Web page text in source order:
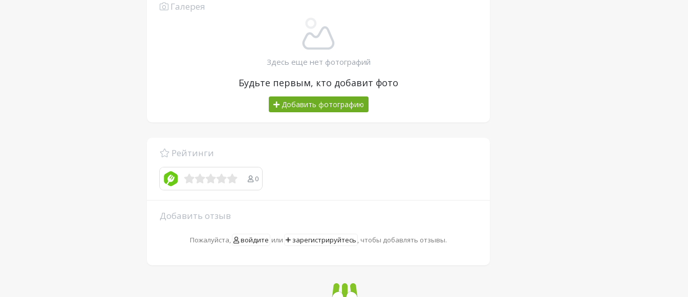
Галерея
Здесь еще нет фотографий
Будьте первым, кто добавит фото
Добавить фотографию
Рейтинги
0
Добавить отзыв
Пожалуйста, войдите или зарегистрируйтесь , чтобы добавлять отзывы.